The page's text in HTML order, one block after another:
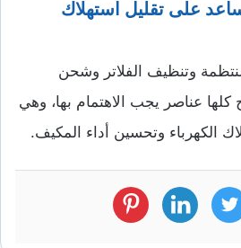
على تقليل استهلاك
وتنظيف الفلاتر وشحن
كلها عناصر يجب الاهتمام بها، وهي
الكهرباء وتحسين أداء المكيف.
تويتر لينكد بنترست